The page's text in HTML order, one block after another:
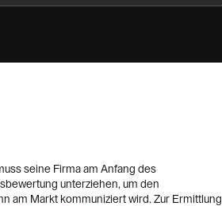
seine Firma am Anfang des
unterziehen, um den
am Markt kommuniziert wird. Zur Ermittlung